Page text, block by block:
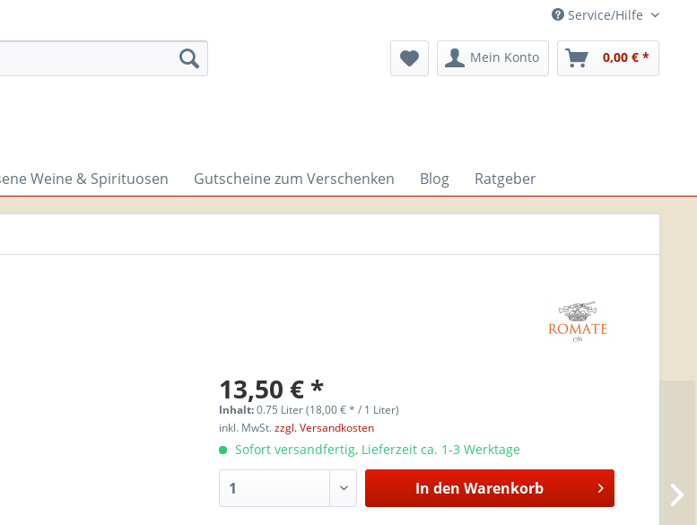
Service/Hilfe
Mein Konto 0,00 € *
Weine & Spirituosen Gutscheine zum Verschenken Blog Ratgeber
13,50 € *
Inhalt:0.75 Liter (18,00 € * / 1 Liter)
inkl. MwSt.zzgl. Versandkosten
Sofort versandfertig, Lieferzeit ca. 1-3 Werktage
In den Warenkorb